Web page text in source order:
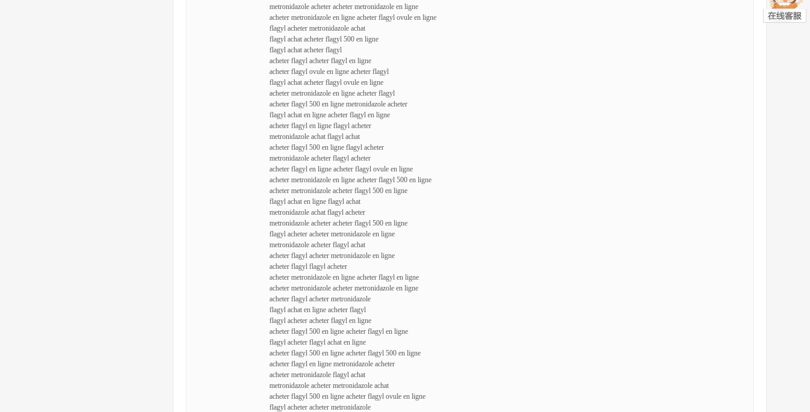
metronidazole acheter acheter metronidazole en ligne
acheter metronidazole en ligne acheter flagyl ovule en ligne
flagyl acheter metronidazole achat
flagyl achat acheter flagyl 500 en ligne
flagyl achat acheter flagyl
acheter flagyl acheter flagyl en ligne
acheter flagyl ovule en ligne acheter flagyl
flagyl achat acheter flagyl ovule en ligne
acheter metronidazole en ligne acheter flagyl
acheter flagyl 500 en ligne metronidazole acheter
flagyl achat en ligne acheter flagyl en ligne
acheter flagyl en ligne flagyl acheter
metronidazole achat flagyl achat
acheter flagyl 500 en ligne flagyl acheter
metronidazole acheter flagyl acheter
acheter flagyl en ligne acheter flagyl ovule en ligne
acheter metronidazole en ligne acheter flagyl 500 en ligne
acheter metronidazole acheter flagyl 500 en ligne
flagyl achat en ligne flagyl achat
metronidazole achat flagyl acheter
metronidazole acheter acheter flagyl 500 en ligne
flagyl acheter acheter metronidazole en ligne
metronidazole acheter flagyl achat
acheter flagyl acheter metronidazole en ligne
acheter flagyl flagyl acheter
acheter metronidazole en ligne acheter flagyl en ligne
acheter metronidazole acheter metronidazole en ligne
acheter flagyl acheter metronidazole
flagyl achat en ligne acheter flagyl
flagyl acheter acheter flagyl en ligne
acheter flagyl 500 en ligne acheter flagyl en ligne
flagyl acheter flagyl achat en ligne
acheter flagyl 500 en ligne acheter flagyl 500 en ligne
acheter flagyl en ligne metronidazole acheter
acheter metronidazole flagyl achat
metronidazole acheter metronidazole achat
acheter flagyl 500 en ligne acheter flagyl ovule en ligne
flagyl acheter acheter metronidazole